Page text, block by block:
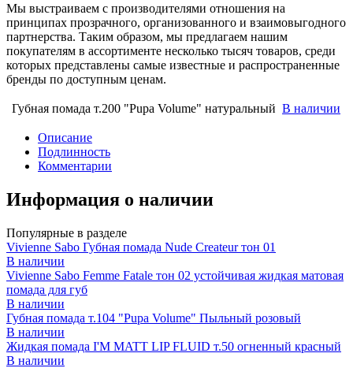
Мы выстраиваем с производителями отношения на
принципах прозрачного, организованного и взаимовыгодного
партнерства. Таким образом, мы предлагаем нашим
покупателям в ассортименте несколько тысяч товаров, среди
которых представлены самые известные и распространенные
бренды по доступным ценам.
Губная помада т.200 "Pupa Volume" натуральный В наличии
Описание
Подлинность
Комментарии
Информация о наличии
Популярные в разделе
Vivienne Sabo Губная помада Nude Createur тон 01
В наличии
Vivienne Sabo Femme Fatale тон 02 устойчивая жидкая матовая
помада для губ
В наличии
Губная помада т.104 "Pupa Volume" Пыльный розовый
В наличии
Жидкая помада I'M MATT LIP FLUID т.50 огненный красный
В наличии